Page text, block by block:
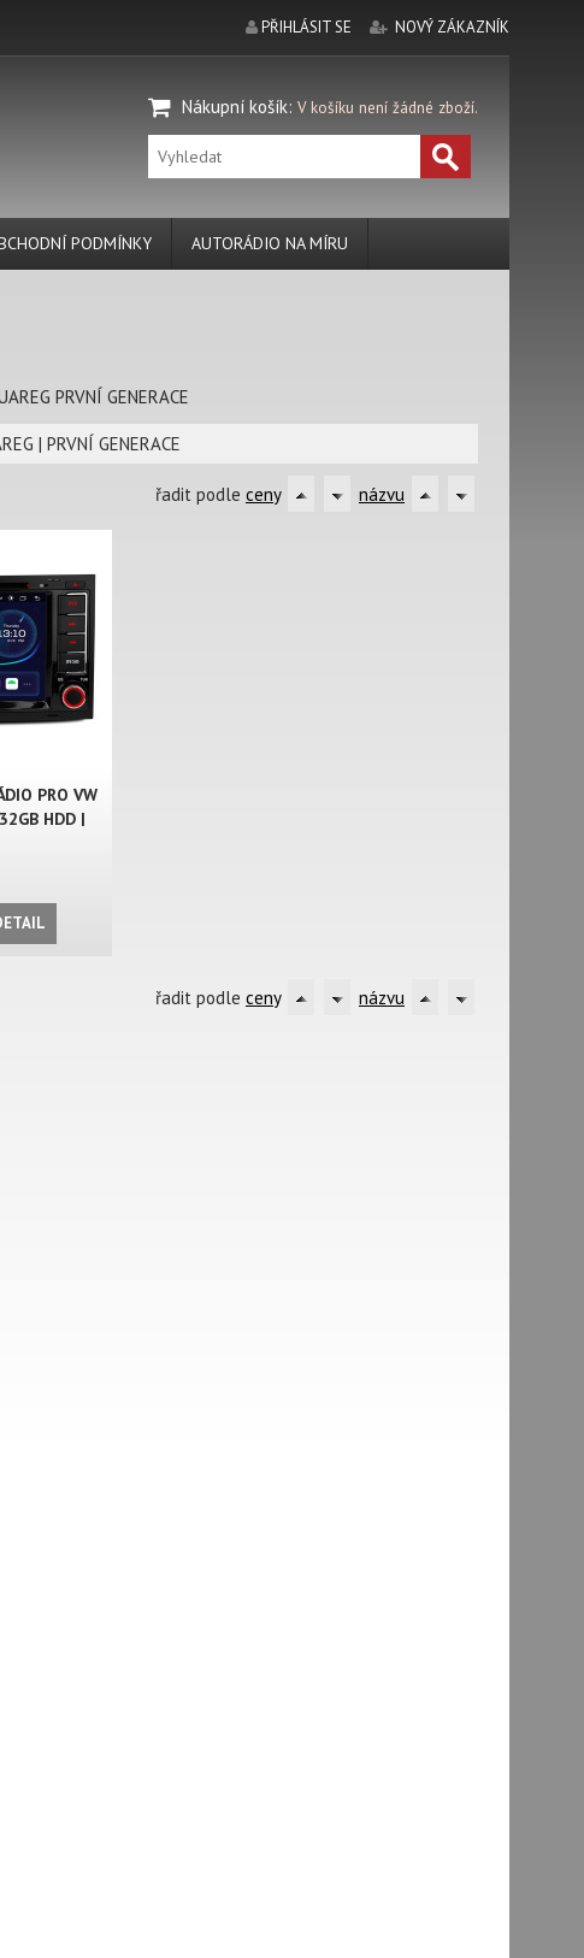
PŘIHLÁSIT SE NOVÝ ZÁKAZNÍK
Nákupní košík: V košíku není žádné zboží.
PODMÍNKY AUTORÁDIO NA MÍRU
PRVNÍ GENERACE
| PRVNÍ GENERACE
řadit podle ceny názvu
PRO VW
HDD |
řadit podle ceny názvu